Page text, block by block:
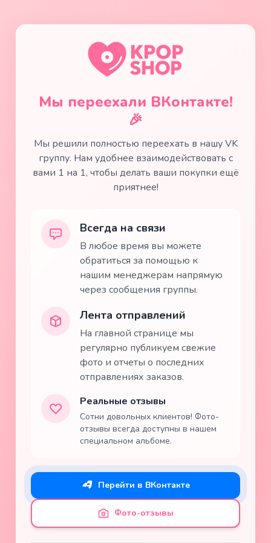
Мы переехали ВКонтакте!
🎉
Мы решили полностью переехать в нашу VK
группу. Нам удобнее взаимодействовать с
вами 1 на 1, чтобы делать ваши покупки ещё
приятнее!
Всегда на связи
В любое время вы можете
обратиться за помощью к
нашим менеджерам напрямую
через сообщения группы.
Лента отправлений
На главной странице мы
регулярно публикуем свежие
фото и отчеты о последних
отправлениях заказов.
Реальные отзывы
Сотни довольных клиентов! Фото-
отзывы всегда доступны в нашем
специальном альбоме.
Перейти в ВКонтакте
Фото-отзывы